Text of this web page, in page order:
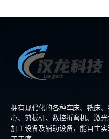
拥有现代化的各种车床、铣床
心、剪板机、数控折弯机、激
加工设备及辅助设备，能自主